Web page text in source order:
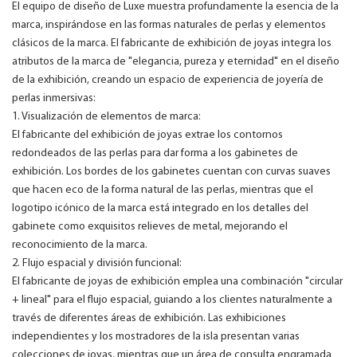
El equipo de diseño de Luxe muestra profundamente la esencia de la
marca, inspirándose en las formas naturales de perlas y elementos
clásicos de la marca. El fabricante de exhibición de joyas integra los
atributos de la marca de "elegancia, pureza y eternidad" en el diseño
de la exhibición, creando un espacio de experiencia de joyería de
perlas inmersivas:
1. Visualización de elementos de marca:
El fabricante del exhibición de joyas extrae los contornos
redondeados de las perlas para dar forma a los gabinetes de
exhibición. Los bordes de los gabinetes cuentan con curvas suaves
que hacen eco de la forma natural de las perlas, mientras que el
logotipo icónico de la marca está integrado en los detalles del
gabinete como exquisitos relieves de metal, mejorando el
reconocimiento de la marca.
2. Flujo espacial y división funcional:
El fabricante de joyas de exhibición emplea una combinación "circular
+ lineal" para el flujo espacial, guiando a los clientes naturalmente a
través de diferentes áreas de exhibición. Las exhibiciones
independientes y los mostradores de la isla presentan varias